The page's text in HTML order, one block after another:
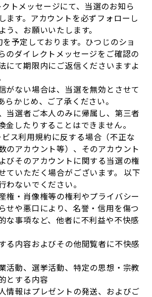
トメッセージにて、当選のお知ら
ます。アカウントを必ずフォローし
う、お願いいたします。
予定しております。ひつじのショ
のダイレクトメッセージをご確認の
にて期限内にご返信くださいますよ
がない場合は、当選を無効とさせて
らかじめ、ご了承ください。
当選者ご本人のみに帰属し、第三者
金したりすることはできません。
ス利用規約に反する場合（不正な
のアカウント等）、そのアカウント
びそのアカウントに関する当選の権
ていただく場合がございます。 以下
わないでください。
権・肖像権等の権利やプライバシー
せや悪口により、名誉・信用を傷つ
な事項など、他者に不利益や不快感
る内容およびその他閲覧者に不快感
活動、選挙活動、特定の思想・宗教
とする内容
情報はプレゼントの発送、およびご